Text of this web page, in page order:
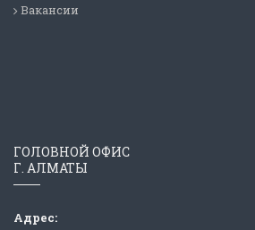
Вакансии
ГОЛОВНОЙ ОФИС
Г. АЛМАТЫ
Адрес: